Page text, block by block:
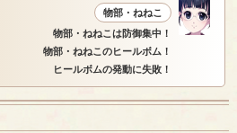
物部・ねねこ
物部・ねねこは防御集中！
物部・ねねこのヒールボム！
ヒールボムの発動に失敗！